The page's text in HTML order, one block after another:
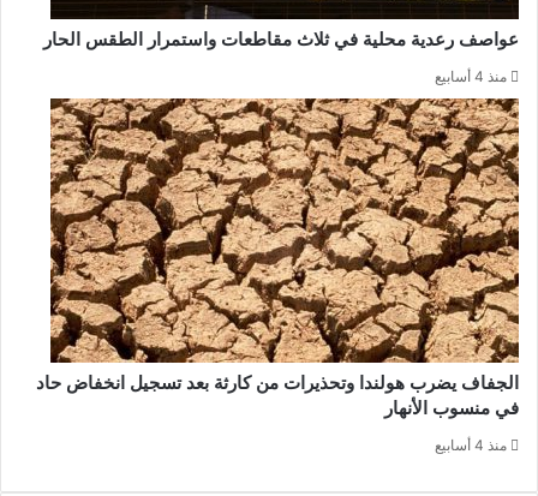
عواصف رعدية محلية في ثلاث مقاطعات واستمرار الطقس الحار
منذ 4 أسابيع
الجفاف يضرب هولندا وتحذيرات من كارثة بعد تسجيل انخفاض حاد
في منسوب الأنهار
منذ 4 أسابيع